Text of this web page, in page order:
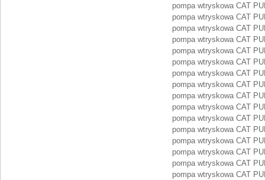
pompa wtryskowa CAT
pompa wtryskowa CAT
pompa wtryskowa CAT
pompa wtryskowa CAT
pompa wtryskowa CAT
pompa wtryskowa CAT
pompa wtryskowa CAT
pompa wtryskowa CAT
pompa wtryskowa CAT
pompa wtryskowa CAT
pompa wtryskowa CAT
pompa wtryskowa CAT
pompa wtryskowa CAT
pompa wtryskowa CAT
pompa wtryskowa CAT
pompa wtryskowa CAT